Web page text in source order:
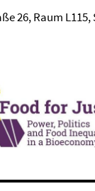
26, Raum